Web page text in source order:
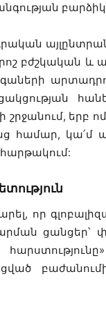
բժշկական և
շրջանում,
համար, կա՛մ
որ
ցանցեր՝